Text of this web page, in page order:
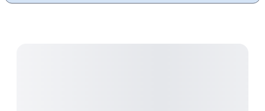
xúc kém và giao diện RS-232C giúp tối ưu hóa quy